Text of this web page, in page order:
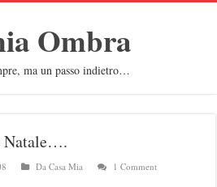
Ombra
ma un passo indietro…
Natale….
Da Casa Mia
1 Comment